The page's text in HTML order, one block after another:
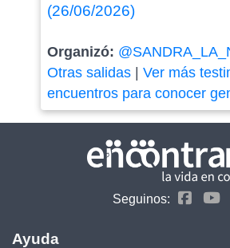
(26/06/2026)
Organizó:
Otras salidas| Ver más
encuentros para conocer
Seguinos:
Ayuda